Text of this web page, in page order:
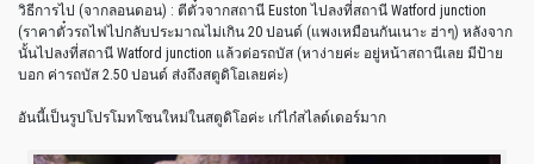
วิธีการไป (จากลอนดอน) : ตีตั๋วจากสถานี Euston ไปลงที่สถานี Watford junction
(ราคาตั๋วรถไฟไปกลับประมาณไม่เกิน 20 ปอนด์ (แพงเหมือนกันเนาะ ฮ่าๆ) หลังจาก
นั้นไปลงที่สถานี Watford junction แล้วต่อรถบัส (หาง่ายค่ะ อยู่หน้าสถานีเลย มีป้าย
บอก ค่ารถบัส 2.50 ปอนด์ ส่งถึงสตูดิโอเลยค่ะ)
อันนี้เป็นรูปโปรโมทโซนใหม่ในสตูดิโอค่ะ เก๋ไก๋สไลด์เดอร์มาก